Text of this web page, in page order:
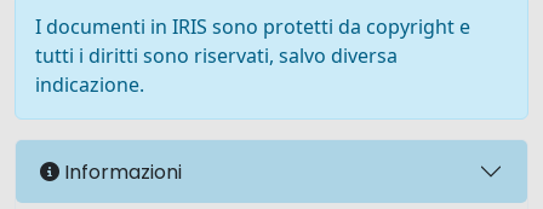
I documenti in IRIS sono protetti da copyright e
tutti i diritti sono riservati, salvo diversa
indicazione.
Informazioni